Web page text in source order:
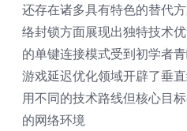
还存在诸多具有特色的替代
络封锁方面展现出独特技术
的单键连接模式受到初学者
游戏延迟优化领域开辟了垂
用不同的技术路线但核心目
的网络环境